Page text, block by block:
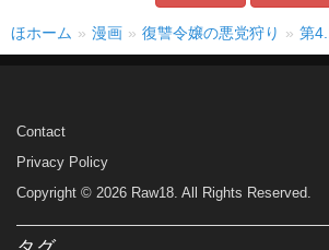
ほホーム 漫画 復讐令嬢の悪党狩り 第
Contact
Privacy Policy
Copyright © 2026 Raw18. All Rights Reserved.